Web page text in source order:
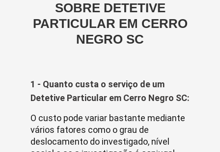
SOBRE DETETIVE
PARTICULAR EM CERRO
NEGRO SC
1 - Quanto custa o serviço de um
Detetive Particular em Cerro Negro SC:
O custo pode variar bastante mediante
vários fatores como o grau de
deslocamento do investigado, nível